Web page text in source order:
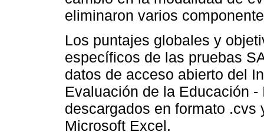
eliminaron varios
Los puntajes globales y
específicos de las pruebas
datos de acceso abierto del
Evaluación de la Educación
descargados en formato
Microsoft Excel.